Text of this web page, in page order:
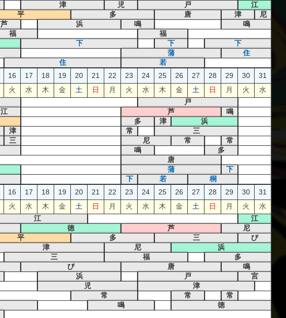
津 児 戸
江
平 多 唐 津
尼
芦 浜 鳴
鳴
福 福
下 下
下
蒲
住
住 若
16 17 18 19 20 21 22 23 24 25 26 27 28 29 30
31
火 水 木 金 土 日 月 火 水 木 金 土 日 月 火 水
戸
江 芦
鳴
多 津
浜
津 常
三
三 尼 常
常
鳴
多
唐
蒲
下
下 若 桐
16 17 18 19 20 21 22 23 24 25 26 27 28 29 30
31
火 水 木 金 土 日 月 火 水 木 金 土 日 月 火 水
江 江
徳 芦
尼
平 多 三
び
津 尼
浜
三 福
多
び 唐
鳴
浜 戸
宮
児
津
常 常
常
鳴
徳